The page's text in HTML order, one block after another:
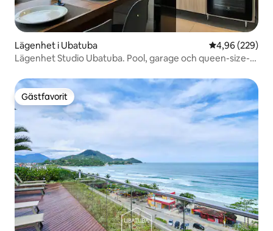
Lägenhet i Ubatuba 4,96 av 5 i
4,96 (229)
Lägenhet Studio Ubatuba. Pool, garage och queen-size-
Gästfavorit
Gästfavorit